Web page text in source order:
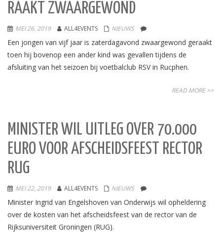
RAAKT ZWAARGEWOND
MEI 26, 2019 ALL4EVENTS NIEUWS
Een jongen van vijf jaar is zaterdagavond zwaargewond geraakt
toen hij bovenop een ander kind was gevallen tijdens de
afsluiting van het seizoen bij voetbalclub RSV in Rucphen.
READ MORE >>
MINISTER WIL UITLEG OVER 70.000
EURO VOOR AFSCHEIDSFEEST RECTOR
RUG
MEI 22, 2019 ALL4EVENTS NIEUWS
Minister Ingrid van Engelshoven van Onderwijs wil opheldering
over de kosten van het afscheidsfeest van de rector van de
Rijksuniversiteit Groningen (RUG).